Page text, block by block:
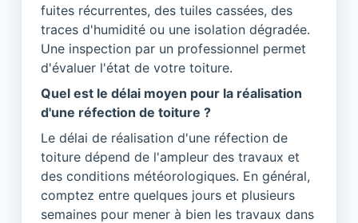
fuites récurrentes, des tuiles cassées, des
traces d'humidité ou une isolation dégradée.
Une inspection par un professionnel permet
d'évaluer l'état de votre toiture.
Quel est le délai moyen pour la réalisation
d'une réfection de toiture ?
Le délai de réalisation d'une réfection de
toiture dépend de l'ampleur des travaux et
des conditions météorologiques. En général,
comptez entre quelques jours et plusieurs
semaines pour mener à bien les travaux dans